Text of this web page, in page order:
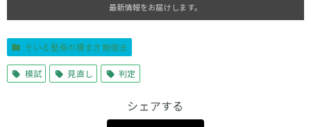
最新情報をお届けします。
そいる塾長の種まき勉強法
模試 見直し 判定
シェアする